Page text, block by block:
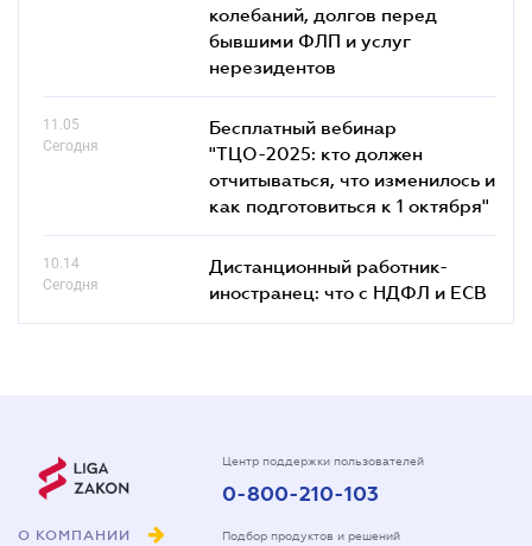
колебаний, долгов перед
бывшими ФЛП и услуг
нерезидентов
11.05
Сегодня
Бесплатный вебинар
"ТЦО-2025: кто должен
отчитываться, что изменилось и
как подготовиться к 1 октября"
10.14
Сегодня
Дистанционный работник-
иностранец: что с НДФЛ и ЕСВ
О КОМПАНИИ
Центр поддержки пользователей
0-800-210-103
Подбор продуктов и решений